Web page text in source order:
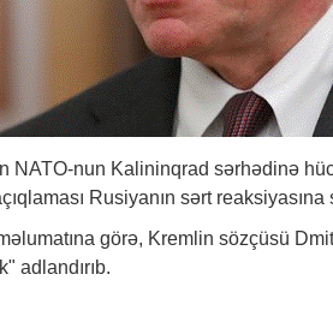
NATO-nun Kalininqrad sərhədinə
Rusiyanın sərt
görə, Kremlin sözçüsü
adlandırıb.